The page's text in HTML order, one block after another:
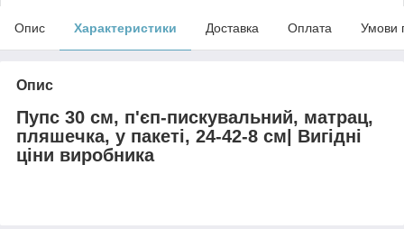
Опис Характеристики Доставка Оплата Умови
Опис
Пупс 30 см, п'єп-пискувальний, матрац,
пляшечка, у пакеті, 24-42-8 см| Вигідні
ціни виробника